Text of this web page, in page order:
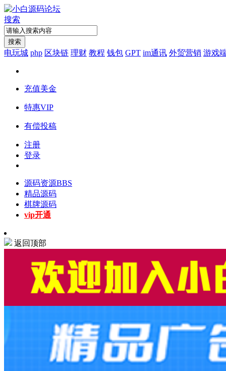
搜索
搜索
电玩城 php 区块链 理财 教程 钱包 GPT im通讯 外贸营销 游戏
充值美金
特惠VIP
有偿投稿
注册
登录
源码资源BBS
精品源码
棋牌源码
vip开通
返回顶部